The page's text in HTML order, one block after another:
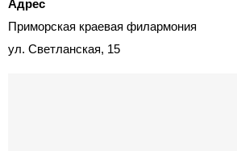
Адрес
Приморская краевая филармония
ул. Светланская, 15